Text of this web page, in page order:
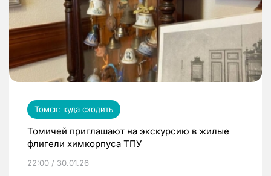
Томск: куда сходить
Томичей приглашают на экскурсию в жилые
флигели химкорпуса ТПУ
22:00 / 30.01.26